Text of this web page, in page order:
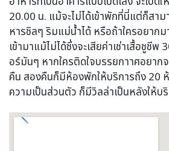
20.00 น. แม้จะไม่ได้เข้าพักที่นี่แต่ก็สา
หารชิลๆ ริมแม่น้ำได้ หรือถ้าใครอยากม
เข้ามาแม้ไม่ได้ซึ่งจะเสียค่าเช่าเสื้อชูชีพ
อร์มันๆ หากใครติดใจบรรยกาาศอยาก
คืน สองคืนก็มีห้องพักให้บริการถึง 20
ความเป็นส่วนตัว ก็มีวิลล่าเป็นหลังให้